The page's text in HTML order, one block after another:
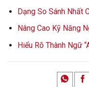
Dạng So Sánh Nhất
Nâng Cao Kỹ Năng
Hiểu Rõ Thành Ngữ